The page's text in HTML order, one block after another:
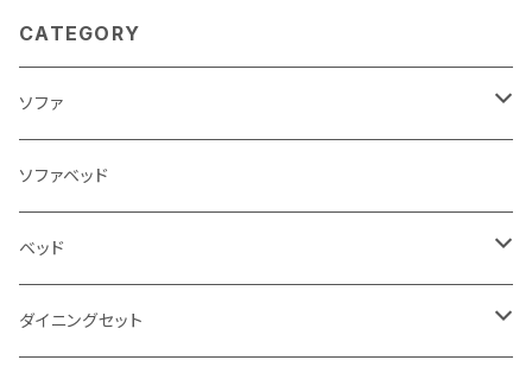
CATEGORY
ソファ
3人掛け
2.5人掛け
2人掛け
ソファベッド
ベッド
シングルサイズ以下（フレームのみ）
ダイニングセット